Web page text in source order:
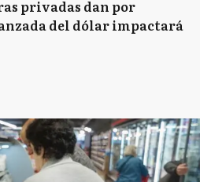
privadas dan por
del dólar impactará